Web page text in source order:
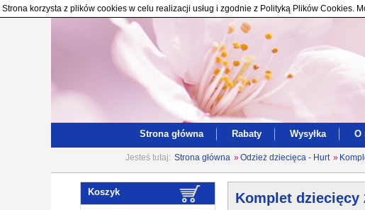
Strona korzysta z plików cookies w celu realizacji usług i zgodnie z Polityką Plików
Strona główna Rabaty Wysyłka O
Jesteś tutaj: Strona główna »Odzież dziecięca - Hurt »
Koszyk Komplet dziecięcy